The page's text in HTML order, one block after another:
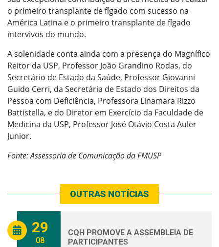
o primeiro transplante de fígado com sucesso na
América Latina e o primeiro transplante de fígado
intervivos do mundo.
A solenidade conta ainda com a presença do Magnífico
Reitor da USP, Professor João Grandino Rodas, do
Secretário de Estado da Saúde, Professor Giovanni
Guido Cerri, da Secretária de Estado dos Direitos da
Pessoa com Deficiência, Professora Linamara Rizzo
Battistella, e do Diretor em Exercício da Faculdade de
Medicina da USP, Professor José Otávio Costa Auler
Junior.
Fonte: Assessoria de Comunicação da FMUSP
OUTRAS NOTÍCIAS
29
08
CQH PROMOVE A ASSEMBLEIA DE
PARTICIPANTES